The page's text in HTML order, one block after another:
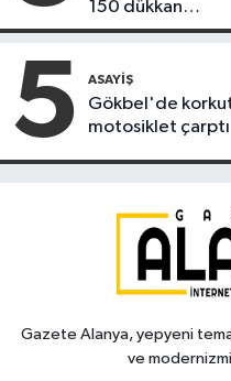
150 dükkan
kapandı
5 ASAYIŞ
Gökbel'de
motosiklet çarptı
Gazete Alanya, yepyeni
ve